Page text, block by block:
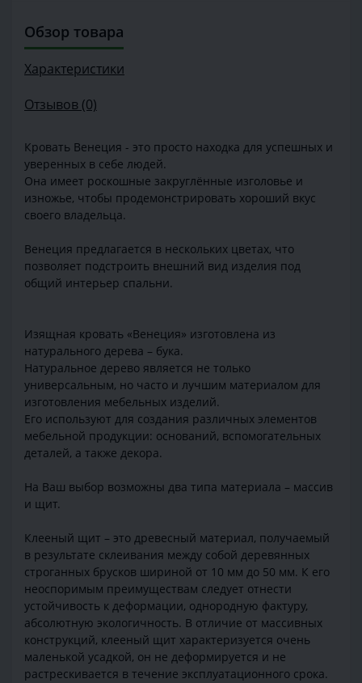
Обзор товара
Характеристики
Отзывов (0)
Кровать Венеция - это просто находка для успешных и
уверенных в себе людей.
Она имеет роскошные закруглённые изголовье и
изножье, чтобы продемонстрировать хороший вкус
своего владельца.
Венеция предлагается в нескольких цветах, что
позволяет подстроить внешний вид изделия под
общий интерьер спальни.
Изящная кровать «Венеция» изготовлена из
натурального дерева – бука.
Натуральное дерево является не только
универсальным, но часто и лучшим материалом для
изготовления мебельных изделий.
Его используют для создания различных элементов
мебельной продукции: оснований, вспомогательных
деталей, а также декора.
На Ваш выбор возможны два типа материала – массив
и щит.
Клееный щит – это древесный материал, получаемый
в результате склеивания между собой деревянных
строганных брусков шириной от 10 мм до 50 мм. К его
неоспоримым преимуществам следует отнести
устойчивость к деформации, однородную фактуру,
абсолютную экологичность. В отличие от массивных
конструкций, клееный щит характеризуется очень
маленькой усадкой, он не деформируется и не
растрескивается в течение эксплуатационного срока.